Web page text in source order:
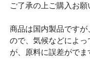
ご了承の上ご購入お願
商品は国内製品です
ので、気候などによ
が、原料に誤差がでま